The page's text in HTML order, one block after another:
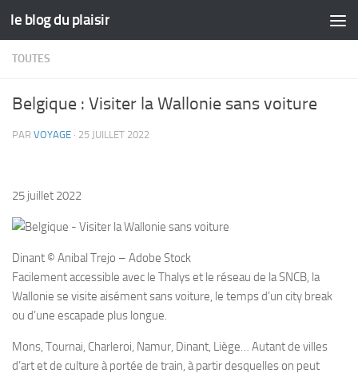
Skip to content
le blog du plaisir
TOUTES
Belgique : Visiter la Wallonie sans voiture
PAR VOYAGE · 25 JUILLET 2022
25 juillet 2022
Dinant © Anibal Trejo – Adobe Stock
Facilement accessible avec le Thalys et le réseau de la SNCB, la
Wallonie se visite aisément sans voiture, le temps d’un city break
ou d’une escapade plus longue.
Mons, Tournai, Charleroi, Namur, Dinant, Liège… Autant de villes
d’art et de culture à portée de train, à partir desquelles on peut